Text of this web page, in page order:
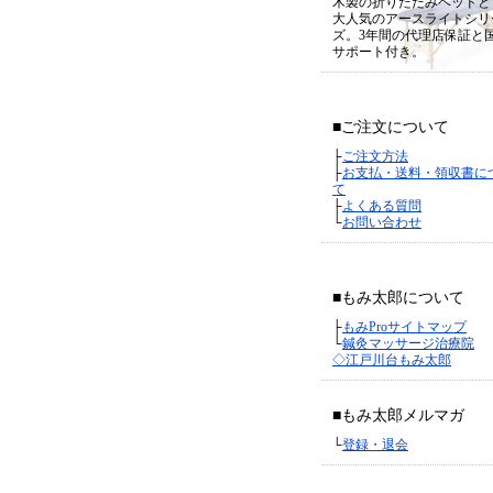
大人気のアースライトシ
ズ。3年間の代理店保証と
サポート付き。
■ご注文について
├ご注文方法
├お支払・送料・領収書に
て
├よくある質問
└お問い合わせ
■もみ太郎について
├もみProサイトマップ
└鍼灸マッサージ治療院
◇江戸川台もみ太郎
■もみ太郎メルマガ
└登録・退会